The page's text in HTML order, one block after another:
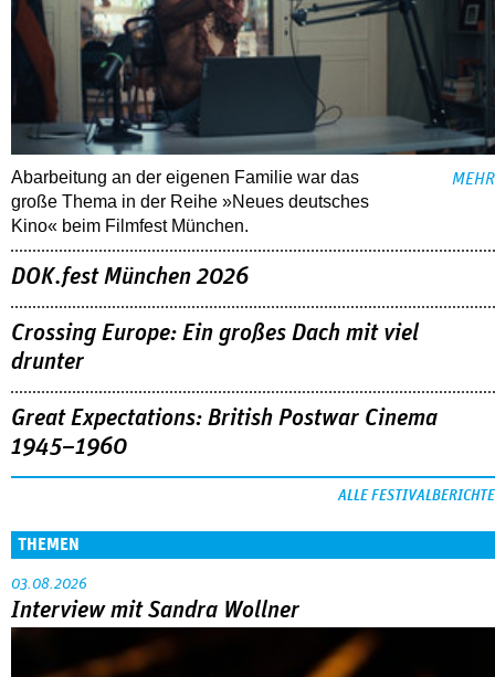
Abarbeitung an der eigenen Familie war das
große Thema in der Reihe »Neues deutsches
Kino« beim Filmfest München.
MEHR
DOK.fest München 2026
Crossing Europe: Ein großes Dach mit viel
drunter
Great Expectations: British Postwar Cinema
1945–1960
ALLE FESTIVALBERICHTE
THEMEN
03.08.2026
Interview mit Sandra Wollner